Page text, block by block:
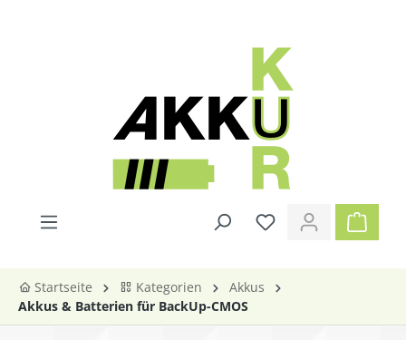
Startseite Kategorien
Akkus
Akkus & Batterien für BackUp-CMOS